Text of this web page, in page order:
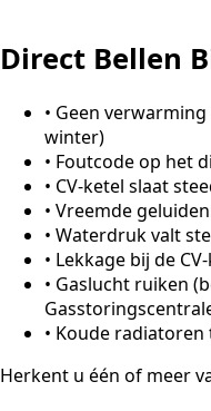
Direct Bellen
• Geen
winter)
• Foutcode op het
• CV-ketel slaat
• Vreemde
• Waterdruk valt
• Lekkage bij de
• Gaslucht ruiken
• Koude radiatoren
Herkent u één of meer